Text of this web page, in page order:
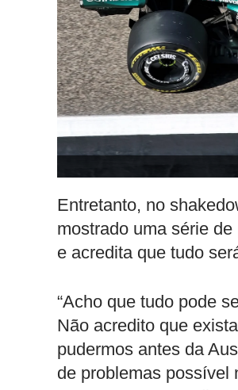
Entretanto, no
mostrado uma série
e acredita que tudo
“Acho que tudo pode
Não acredito que
pudermos antes da
de problemas possível